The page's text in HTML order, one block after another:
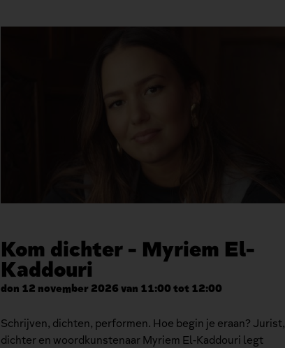
Kom dichter - Myriem El-
Kaddouri
don 12 november 2026 van 11:00 tot 12:00
Schrijven, dichten, performen. Hoe begin je eraan? Jurist,
dichter en woordkunstenaar Myriem El-Kaddouri legt